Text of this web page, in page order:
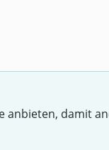
damit